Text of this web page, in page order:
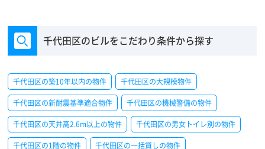
千代田区のビルをこだわり条件から探す
千代田区の築10年以内の物件 千代田区の大規模物件
千代田区の新耐震基準適合物件 千代田区の機械警備の物件
千代田区の天井高2.6m以上の物件 千代田区の男女トイレ別の物件
千代田区の1階の物件 千代田区の一括貸しの物件